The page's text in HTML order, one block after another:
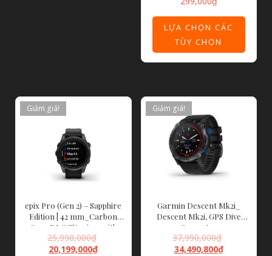
LỰA CHỌN CÁC
TÙY CHỌN
Giảm giá!
epix Pro (Gen 2) – Sapphire
Edition | 42 mm_Carbon
Gray DLC Titanium with
Black Band
25,990,000₫
20,199,000₫
Giảm giá!
Garmin Descent Mk2i_
Descent Mk2i, GPS Dive
Computer
37,990,000₫
34,490,800₫